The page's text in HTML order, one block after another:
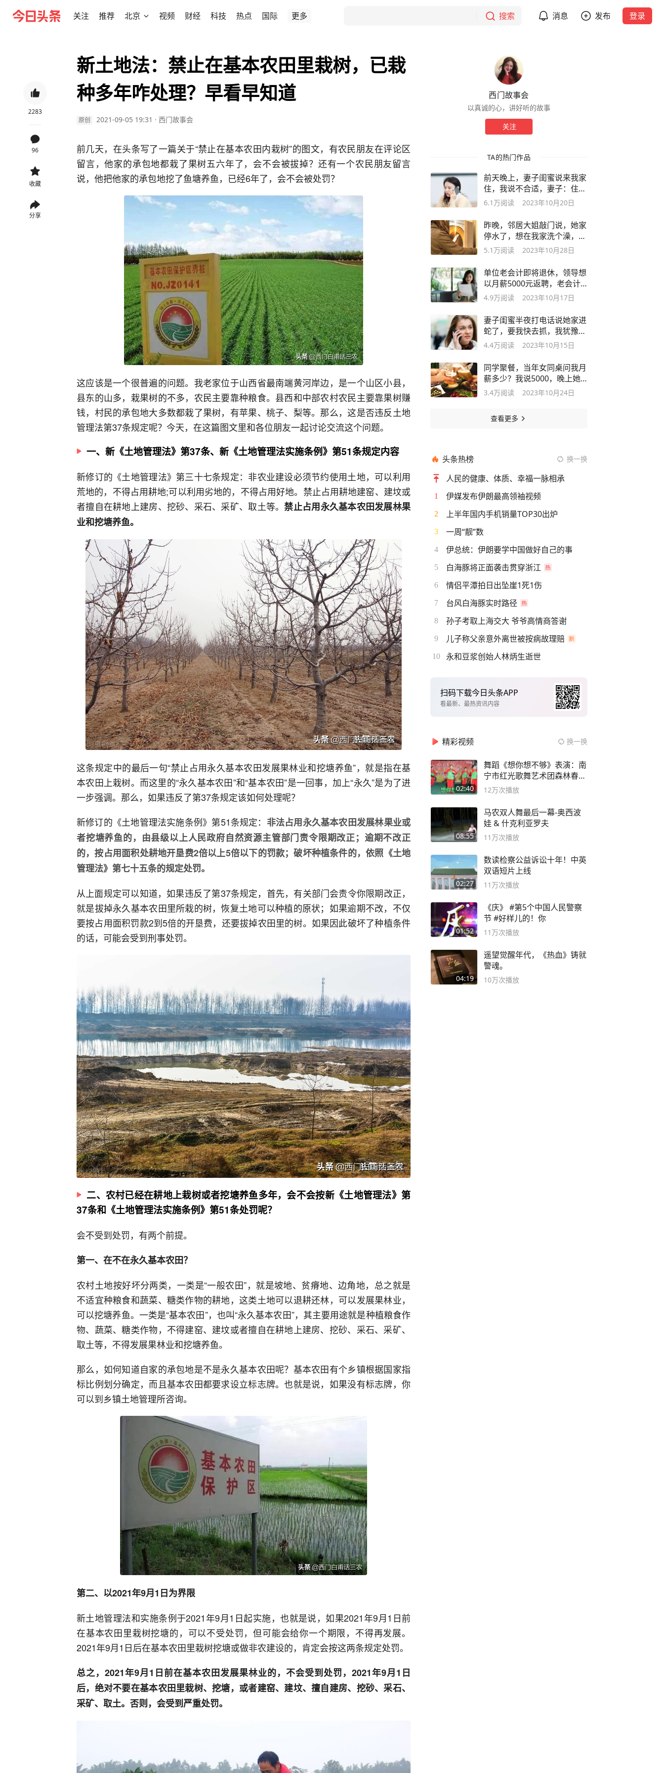
关注 推荐 北京 视频 财经 科技 热点 国际 更多 搜索 消息 发布 登录
2283
96
收藏
分享
新土地法：禁止在基本农田里栽树，已栽
种多年咋处理？早看早知道
原创 2021-09-05 19:31 · 西门故事会
前几天，在头条写了一篇关于“禁止在基本农田内栽树”的图文，有农民朋友在评论区
留言，他家的承包地都栽了果树五六年了，会不会被拔掉？还有一个农民朋友留言
说，他把他家的承包地挖了鱼塘养鱼，已经6年了，会不会被处罚？
这应该是一个很普遍的问题。我老家位于山西省最南端黄河岸边，是一个山区小县，
县东的山多，栽果树的不多，农民主要靠种粮食。县西和中部农村农民主要靠果树赚
钱，村民的承包地大多数都栽了果树，有苹果、桃子、梨等。那么，这是否违反土地
管理法第37条规定呢？今天，在这篇图文里和各位朋友一起讨论交流这个问题。
一、新《土地管理法》第37条、新《土地管理法实施条例》第51条规定内容
新修订的《土地管理法》第三十七条规定：非农业建设必须节约使用土地，可以利用
荒地的，不得占用耕地;可以利用劣地的，不得占用好地。禁止占用耕地建窑、建坟或
者擅自在耕地上建房、挖砂、采石、采矿、取土等。禁止占用永久基本农田发展林果
业和挖塘养鱼。
这条规定中的最后一句“禁止占用永久基本农田发展果林业和挖塘养鱼”，就是指在基
本农田上栽树。而这里的“永久基本农田”和“基本农田”是一回事，加上“永久”是为了进
一步强调。那么，如果违反了第37条规定该如何处理呢？
新修订的《土地管理法实施条例》第51条规定： 非法占用永久基本农田发展林果业或
者挖塘养鱼的，由县级以上人民政府自然资源主管部门责令限期改正；逾期不改正
的，按占用面积处耕地开垦费2倍以上5倍以下的罚款；破坏种植条件的，依照《土地
管理法》第七十五条的规定处罚。
从上面规定可以知道，如果违反了第37条规定，首先，有关部门会责令你限期改正，
就是拔掉永久基本农田里所栽的树，恢复土地可以种植的原状；如果逾期不改，不仅
要按占用面积罚款2到5倍的开垦费，还要拔掉农田里的树。如果因此破坏了种植条件
的话，可能会受到刑事处罚。
二、农村已经在耕地上栽树或者挖塘养鱼多年，会不会按新《土地管理法》第
37条和《土地管理法实施条例》第51条处罚呢？
会不受到处罚，有两个前提。
第一、在不在永久基本农田？
农村土地按好坏分两类，一类是“一般农田”，就是坡地、贫瘠地、边角地，总之就是
不适宜种粮食和蔬菜、糖类作物的耕地，这类土地可以退耕还林，可以发展果林业，
可以挖塘养鱼。一类是“基本农田”，也叫“永久基本农田”，其主要用途就是种植粮食作
物、蔬菜、糖类作物，不得建窑、建坟或者擅自在耕地上建房、挖砂、采石、采矿、
取土等，不得发展果林业和挖塘养鱼。
那么，如何知道自家的承包地是不是永久基本农田呢？基本农田有个乡镇根据国家指
标比例划分确定，而且基本农田都要求设立标志牌。也就是说，如果没有标志牌，你
可以到乡镇土地管理所咨询。
第二、以2021年9月1日为界限
新土地管理法和实施条例于2021年9月1日起实施，也就是说，如果2021年9月1日前
在基本农田里栽树挖塘的，可以不受处罚，但可能会给你一个期限，不得再发展。
2021年9月1日后在基本农田里栽树挖塘或做非农建设的，肯定会按这两条规定处罚。
总之，2021年9月1日前在基本农田发展果林业的，不会受到处罚，2021年9月1日
后，绝对不要在基本农田里栽树、挖塘，或者建窑、建坟、擅自建房、挖砂、采石、
采矿、取土。否则，会受到严重处罚。
西门故事会
以真诚的心，讲好听的故事
关注
TA的热门作品
前天晚上，妻子闺蜜说来我家
住，我说不合适，妻子：住一
晚怕啥？
6.1万阅读 2023年10月20日
昨晚，邻居大姐敲门说，她家
停水了，想在我家洗个澡，我
果断拒绝
5.1万阅读 2023年10月28日
单位老会计即将退休，领导想
以月薪5000元返聘，老会计
断然拒绝
4.9万阅读 2023年10月17日
妻子闺蜜半夜打电话说她家进
蛇了，要我快去抓，我犹豫下
就过去了
4.4万阅读 2023年10月15日
同学聚餐，当年女同桌问我月
薪多少？我说5000，晚上她
给我转两万
3.4万阅读 2023年10月24日
查看更多
头条热榜 换一换
人民的健康、体质、幸福一脉相承
1 伊媒发布伊朗最高领袖视频
2 上半年国内手机销量TOP30出炉
3 一周“靓”数
4 伊总统：伊朗要学中国做好自己的事
5 白海豚将正面袭击贯穿浙江
6 情侣平潭拍日出坠崖1死1伤
7 台风白海豚实时路径
8 孙子考取上海交大 爷爷高情商答谢
9 儿子称父亲意外离世被按病故理赔
10 永和豆浆创始人林炳生逝世
扫码下载今日头条APP
看最新、最热资讯内容
精彩视频 换一换
02:40
舞蹈《想你想不够》表演：南
宁市红光歌舞艺术团森林春红
舞蹈队。
12万次播放
08:55
马农双人舞最后一幕-奥西波
娃 & 什克利亚罗夫
11万次播放
02:27
数读检察公益诉讼十年！中英
双语短片上线
11万次播放
01:52
《庆》 #第5个中国人民警察
节 #好样儿的！你
11万次播放
04:19
遥望觉醒年代，《热血》铸就
警魂。
10万次播放